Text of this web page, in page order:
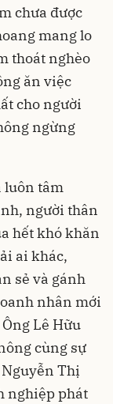
chưa được
mang lo
thoát nghèo
ăn việc
cho người
ngừng
luôn tâm
người thân
hết khó khăn
ai khác,
sẻ và gánh
nhân mới
Lê Hữu
cùng sự
Thị
nghiệp phát